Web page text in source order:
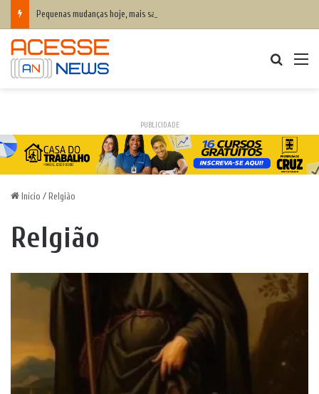
PUBLICIDADE
Início / Relgião
Relgião